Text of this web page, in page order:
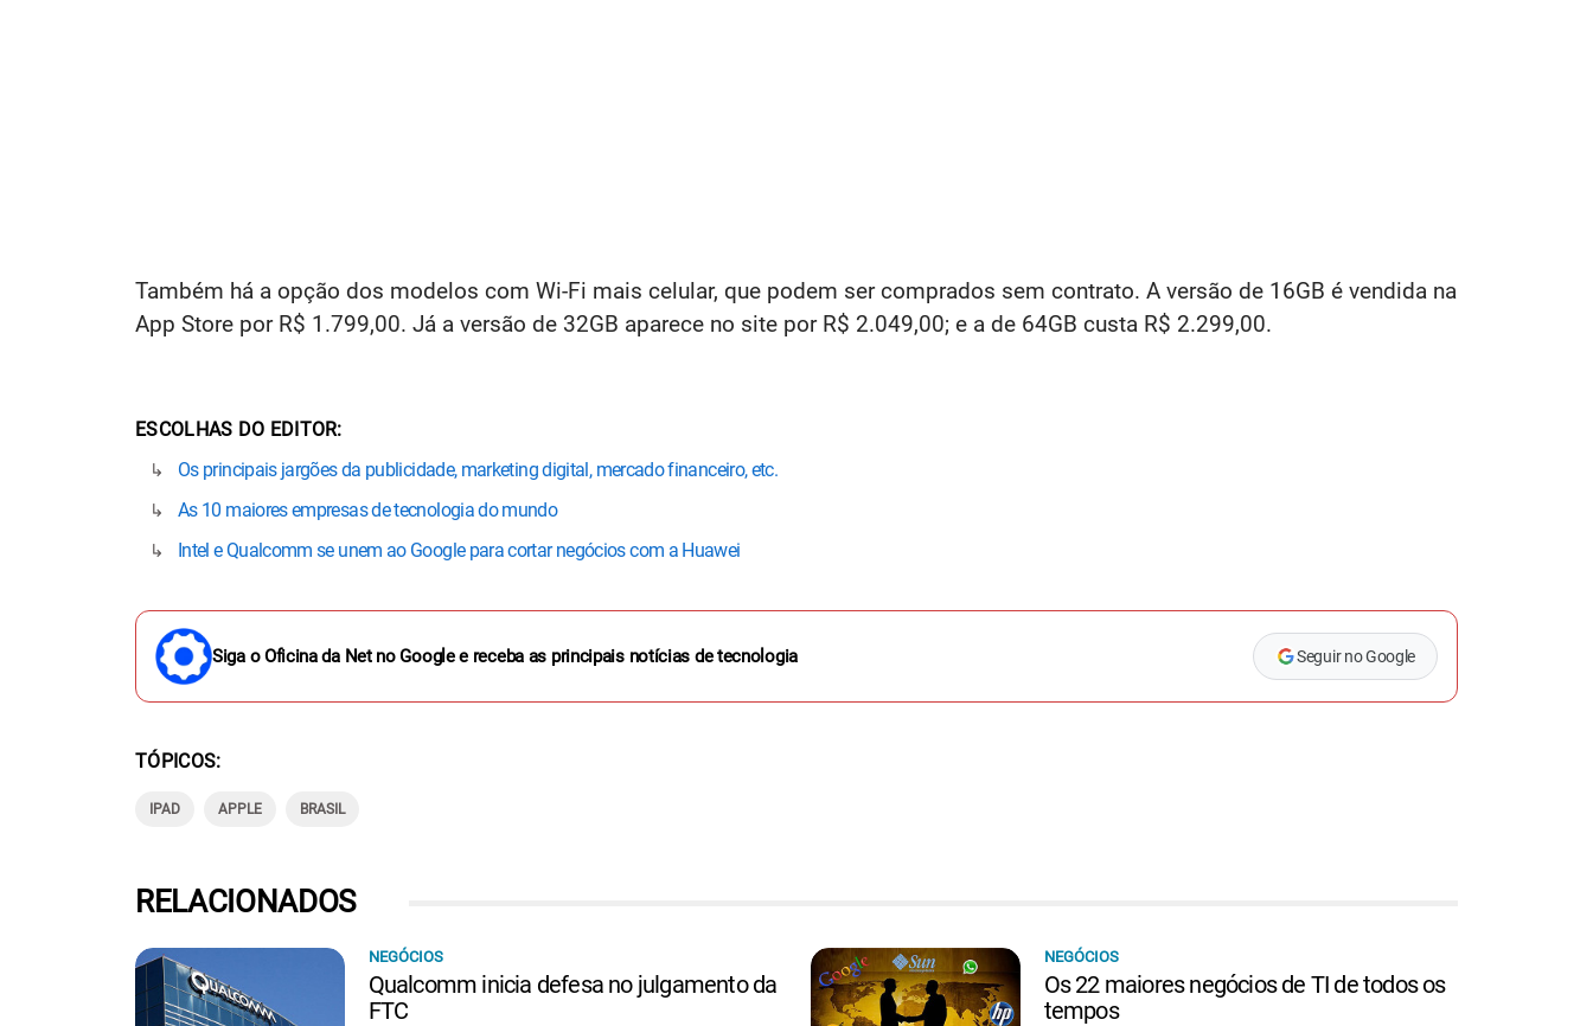
Também há a opção dos modelos com Wi-Fi mais celular, que podem ser comprados sem contrato. A versão de 16GB é vendida na
App Store por R$ 1.799,00. Já a versão de 32GB aparece no site por R$ 2.049,00; e a de 64GB custa R$ 2.299,00.
ESCOLHAS DO EDITOR
Os principais jargões da publicidade, marketing digital, mercado financeiro, etc.
As 10 maiores empresas de tecnologia do mundo
Intel e Qualcomm se unem ao Google para cortar negócios com a Huawei
Siga o Oficina da Net no Google e receba as principais notícias de tecnologia Seguir no Google
TÓPICOS
IPAD APPLE BRASIL
RELACIONADOS
NEGÓCIOS
Qualcomm inicia defesa no julgamento da
FTC
NEGÓCIOS
Os 22 maiores negócios de TI de todos os
tempos